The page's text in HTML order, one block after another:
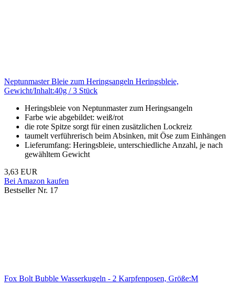
Neptunmaster Bleie zum Heringsangeln Heringsbleie,
Gewicht/Inhalt:40g / 3 Stück
Heringsbleie von Neptunmaster zum Heringsangeln
Farbe wie abgebildet: weiß/rot
die rote Spitze sorgt für einen zusätzlichen Lockreiz
taumelt verführerisch beim Absinken, mit Öse zum Einhängen
Lieferumfang: Heringsbleie, unterschiedliche Anzahl, je nach
gewähltem Gewicht
3,63 EUR
Bei Amazon kaufen
Bestseller Nr. 17
Fox Bolt Bubble Wasserkugeln - 2 Karpfenposen, Größe:M